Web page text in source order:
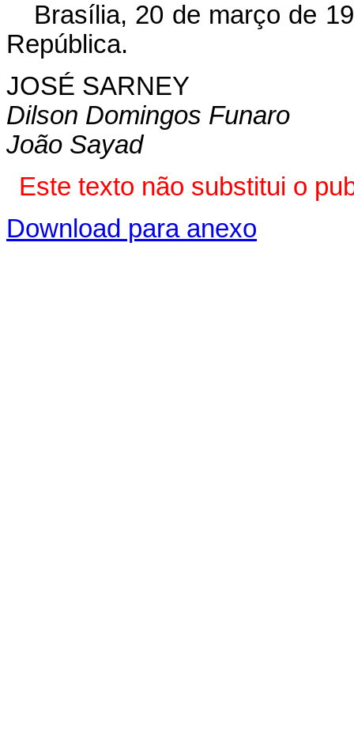
Brasília, 20 de março de
República.
JOSÉ SARNEY
Dilson Domingos Funaro
João Sayad
Este texto não substitui o
Download para anexo